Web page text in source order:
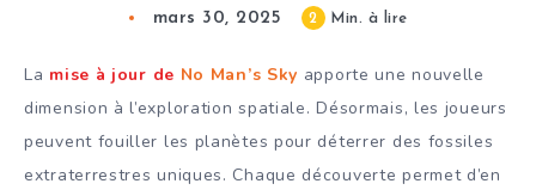
mars 30, 2025 2 Min. à lire
La mise à jour de No Man’s Sky apporte une nouvelle
dimension à l’exploration spatiale. Désormais, les joueurs
peuvent fouiller les planètes pour déterrer des fossiles
extraterrestres uniques. Chaque découverte permet d’en